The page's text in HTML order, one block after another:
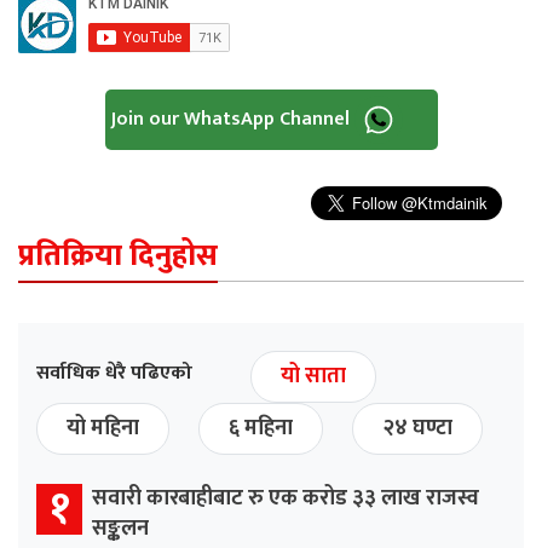
Join our WhatsApp Channel
प्रतिक्रिया दिनुहोस
सर्वाधिक धेरै पढिएको
यो साता
यो महिना
६ महिना २४ घण्टा
१ सवारी कारबाहीबाट रु एक करोड ३३ लाख राजस्व
सङ्कलन